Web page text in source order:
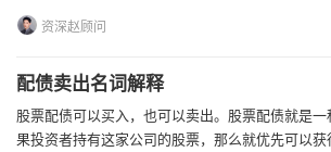
资深赵顾问
配债卖出名词解释
股票配债可以买入，也可以卖出。股票配债就是
果投资者持有这家公司的股票，那么就优先可以